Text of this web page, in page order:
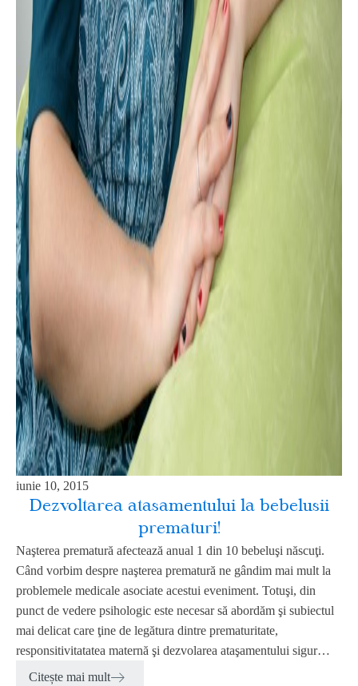
iunie 10, 2015
Dezvoltarea atasamentului la bebelusii
prematuri!
Naşterea prematură afectează anual 1 din 10 bebeluşi născuţi.
Când vorbim despre naşterea prematură ne gândim mai mult la
problemele medicale asociate acestui eveniment. Totuşi, din
punct de vedere psihologic este necesar să abordăm şi subiectul
mai delicat care ţine de legătura dintre prematuritate,
responsitivitatatea maternă şi dezvolarea ataşamentului sigur…
Citește mai mult